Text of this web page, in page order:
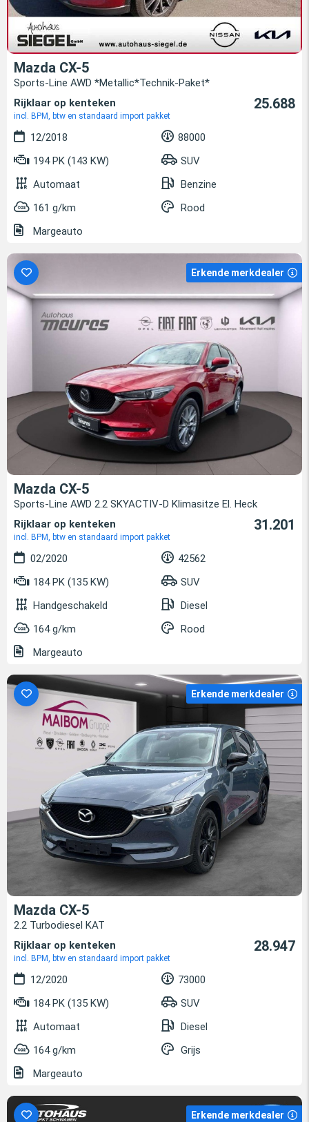
Mazda CX-5
Sports-Line AWD *Metallic*Technik-Paket*
Rijklaar op kenteken
incl. BPM, btw en standaard import pakket
25.688
12/2018
88000
194 PK (143 KW)
SUV
Automaat
Benzine
161 g/km
Rood
Margeauto
Erkende merkdealer
Mazda CX-5
Sports-Line AWD 2.2 SKYACTIV-D Klimasitze El. Heck
Rijklaar op kenteken
incl. BPM, btw en standaard import pakket
31.201
02/2020
42562
184 PK (135 KW)
SUV
Handgeschakeld
Diesel
164 g/km
Rood
Margeauto
Erkende merkdealer
Mazda CX-5
2.2 Turbodiesel KAT
Rijklaar op kenteken
incl. BPM, btw en standaard import pakket
28.947
12/2020
73000
184 PK (135 KW)
SUV
Automaat
Diesel
164 g/km
Grijs
Margeauto
Erkende merkdealer